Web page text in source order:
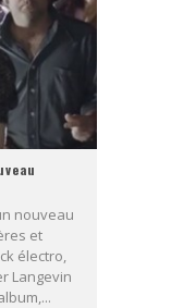
nouveau
et
électro,
Langevin